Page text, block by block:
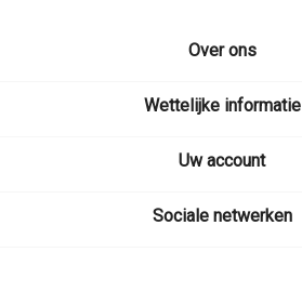
Over ons
Wettelijke informatie
Uw account
Sociale netwerken